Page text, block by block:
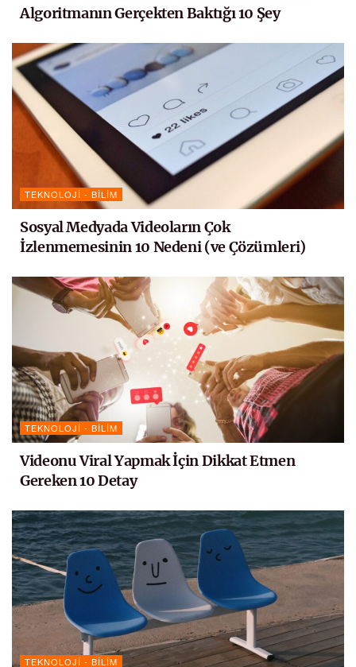
Algoritmanın Gerçekten Baktığı 10 Şey
TEKNOLOJI - BILIM
Sosyal Medyada Videoların Çok
İzlenmemesinin 10 Nedeni (ve Çözümleri)
TEKNOLOJI - BILIM
Videonu Viral Yapmak İçin Dikkat Etmen
Gereken 10 Detay
TEKNOLOJI - BILIM